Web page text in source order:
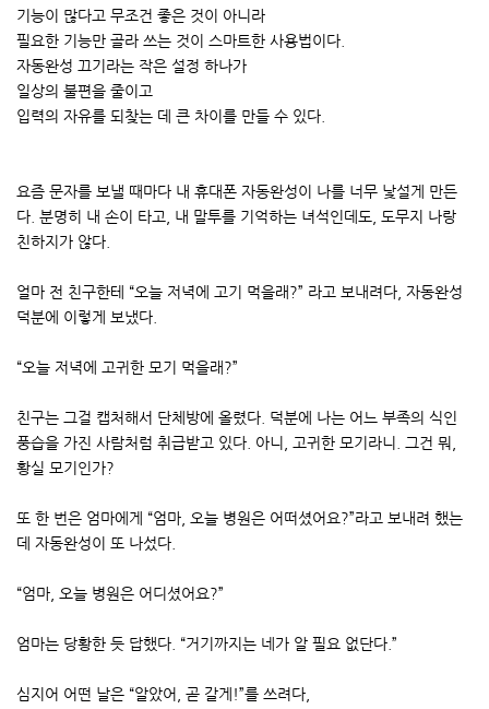
기능이 많다고 무조건 좋은 것이 아니라
필요한 기능만 골라 쓰는 것이 스마트한 사용법이다.
자동완성 끄기라는 작은 설정 하나가
일상의 불편을 줄이고
입력의 자유를 되찾는 데 큰 차이를 만들 수 있다.
요즘 문자를 보낼 때마다 내 휴대폰 자동완성이 나를 너무 낯설게 만든
다. 분명히 내 손이 타고, 내 말투를 기억하는 녀석인데도, 도무지 나랑
친하지가 않다.
얼마 전 친구한테 “오늘 저녁에 고기 먹을래?” 라고 보내려다, 자동완성
덕분에 이렇게 보냈다.
“오늘 저녁에 고귀한 모기 먹을래?”
친구는 그걸 캡처해서 단체방에 올렸다. 덕분에 나는 어느 부족의 식인
풍습을 가진 사람처럼 취급받고 있다. 아니, 고귀한 모기라니. 그건 뭐,
황실 모기인가?
또 한 번은 엄마에게 “엄마, 오늘 병원은 어떠셨어요?”라고 보내려 했는
데 자동완성이 또 나섰다.
“엄마, 오늘 병원은 어디셨어요?”
엄마는 당황한 듯 답했다. “거기까지는 네가 알 필요 없단다.”
심지어 어떤 날은 “알았어, 곧 갈게!”를 쓰려다,